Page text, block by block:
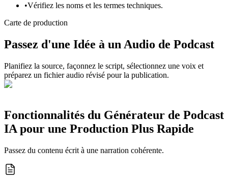
•Vérifiez les noms et les termes techniques.
Carte de production
Passez d'une Idée à un Audio de Podcast
Planifiez la source, façonnez le script, sélectionnez une voix et
préparez un fichier audio révisé pour la publication.
Fonctionnalités du Générateur de Podcast
IA pour une Production Plus Rapide
Passez du contenu écrit à une narration cohérente.